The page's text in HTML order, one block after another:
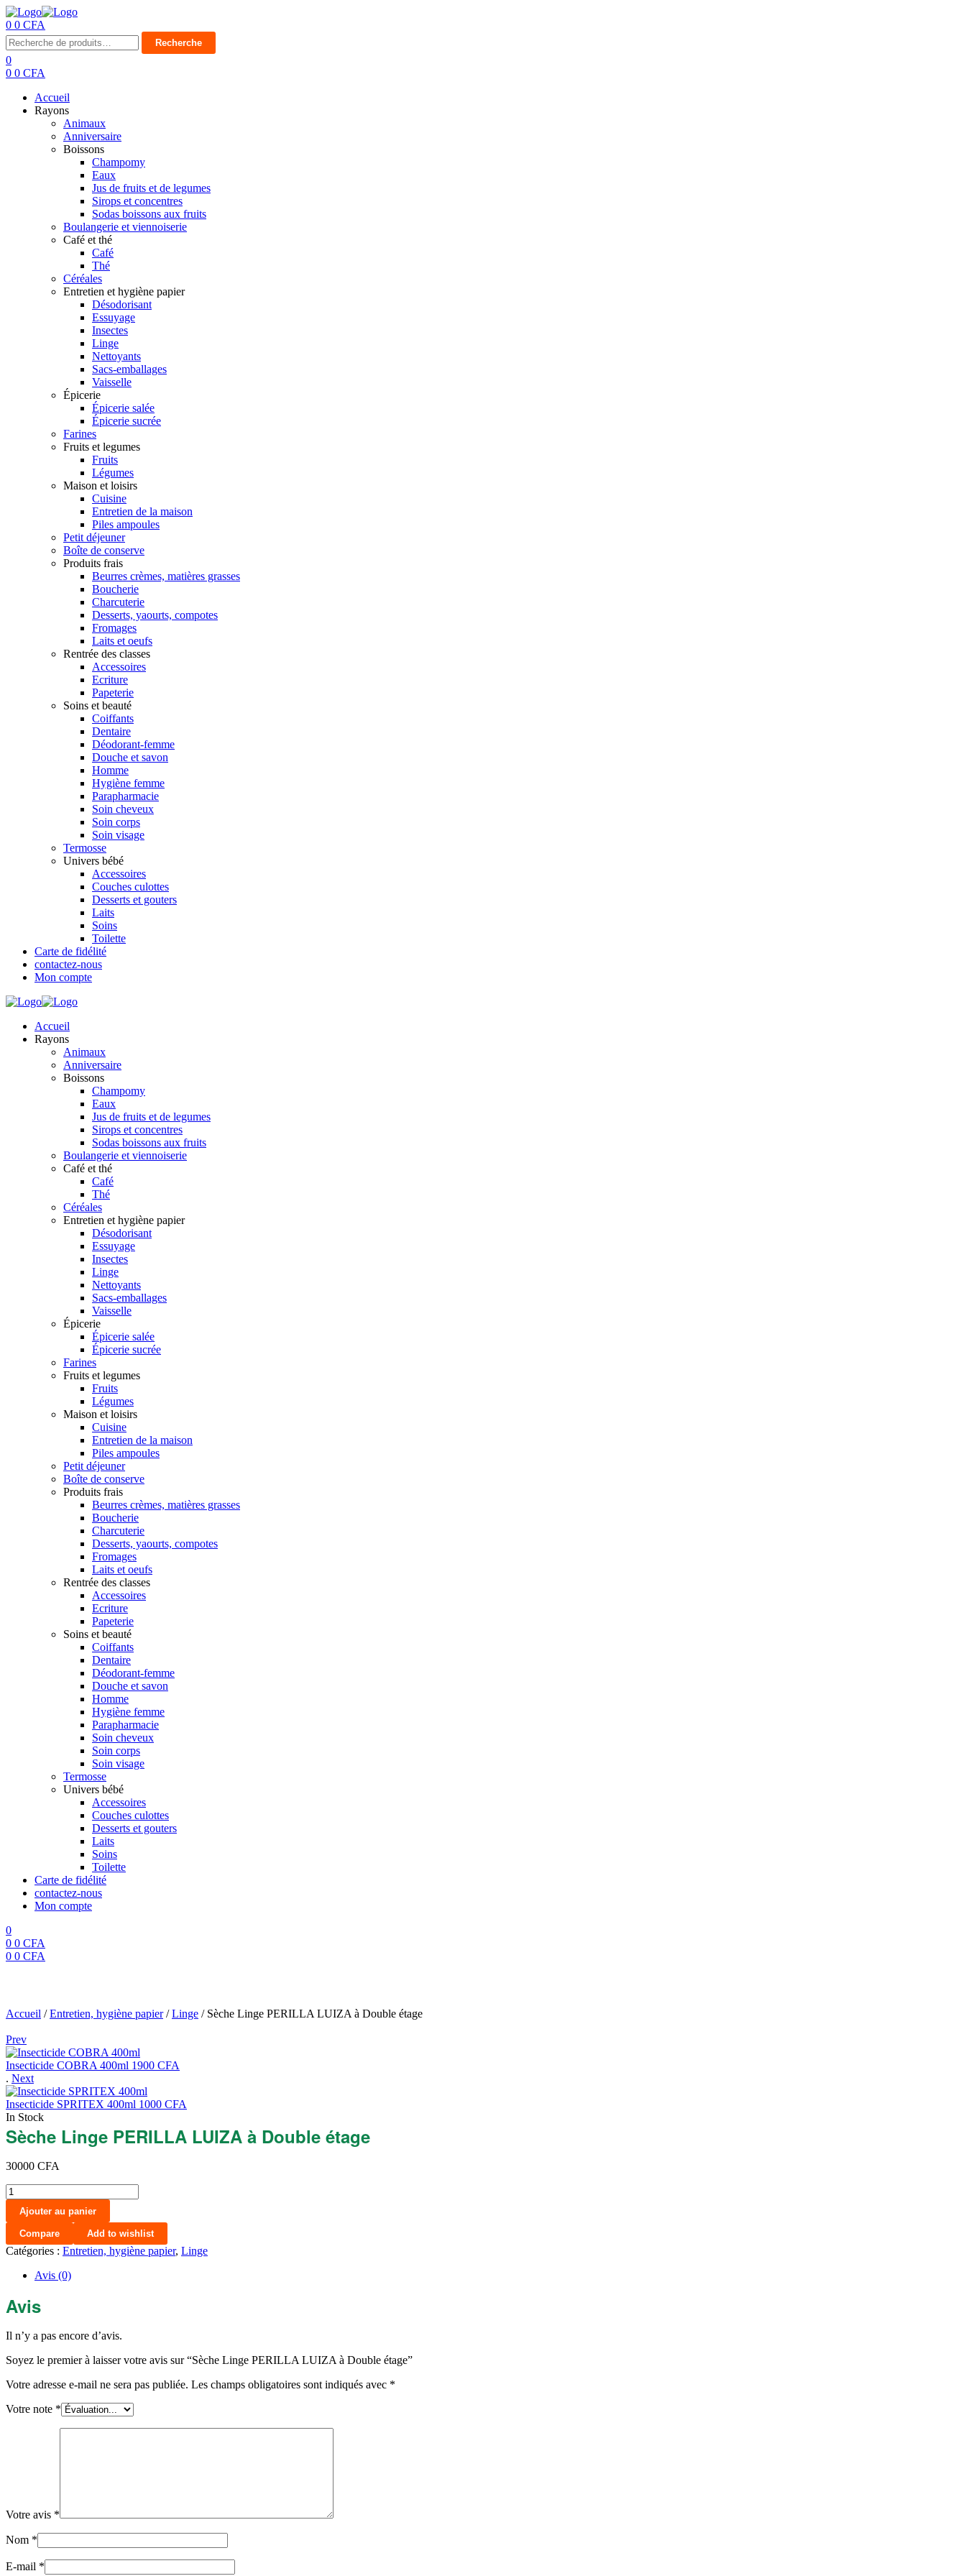
0 0 CFA
Menu
Recherche
pour :
Recherche
0
0 0 CFA
Accueil
Rayons
Animaux
Anniversaire
Boissons
Champomy
Eaux
Jus de fruits et de legumes
Sirops et concentres
Sodas boissons aux fruits
Boulangerie et viennoiserie
Café et thé
Café
Thé
Céréales
Entretien et hygiène papier
Désodorisant
Essuyage
Insectes
Linge
Nettoyants
Sacs-emballages
Vaisselle
Épicerie
Épicerie salée
Épicerie sucrée
Farines
Fruits et legumes
Fruits
Légumes
Maison et loisirs
Cuisine
Entretien de la maison
Piles ampoules
Petit déjeuner
Boîte de conserve
Produits frais
Beurres crèmes, matières grasses
Boucherie
Charcuterie
Desserts, yaourts, compotes
Fromages
Laits et oeufs
Rentrée des classes
Accessoires
Ecriture
Papeterie
Soins et beauté
Coiffants
Dentaire
Déodorant-femme
Douche et savon
Homme
Hygiène femme
Parapharmacie
Soin cheveux
Soin corps
Soin visage
Termosse
Univers bébé
Accessoires
Couches culottes
Desserts et gouters
Laits
Soins
Toilette
Carte de fidélité
contactez-nous
Mon compte
Accueil
Rayons
Animaux
Anniversaire
Boissons
Champomy
Eaux
Jus de fruits et de legumes
Sirops et concentres
Sodas boissons aux fruits
Boulangerie et viennoiserie
Café et thé
Café
Thé
Céréales
Entretien et hygiène papier
Désodorisant
Essuyage
Insectes
Linge
Nettoyants
Sacs-emballages
Vaisselle
Épicerie
Épicerie salée
Épicerie sucrée
Farines
Fruits et legumes
Fruits
Légumes
Maison et loisirs
Cuisine
Entretien de la maison
Piles ampoules
Petit déjeuner
Boîte de conserve
Produits frais
Beurres crèmes, matières grasses
Boucherie
Charcuterie
Desserts, yaourts, compotes
Fromages
Laits et oeufs
Rentrée des classes
Accessoires
Ecriture
Papeterie
Soins et beauté
Coiffants
Dentaire
Déodorant-femme
Douche et savon
Homme
Hygiène femme
Parapharmacie
Soin cheveux
Soin corps
Soin visage
Termosse
Univers bébé
Accessoires
Couches culottes
Desserts et gouters
Laits
Soins
Toilette
Carte de fidélité
contactez-nous
Mon compte
0
0 0 CFA
0 0 CFA
Accueil /Entretien, hygiène papier/Linge / Sèche Linge PERILLA LUIZA à Double étage
Prev
Insecticide COBRA 400ml 1900 CFA
. Next
Insecticide SPRITEX 400ml 1000 CFA
In Stock
Sèche Linge PERILLA LUIZA à Double étage
30000 CFA
quantité
de
Sèche
Linge
PERILLA
LUIZA
Double
Ajouter au panier
Compare Add to wishlist
Catégories : Entretien, hygiène papier, Linge
Avis (0)
Avis
Il n’y a pas encore d’avis.
Soyez le premier à laisser votre avis sur “Sèche Linge PERILLA LUIZA à Double étage”
Votre adresse e-mail ne sera pas publiée. Les champs obligatoires sont indiqués avec *
Votre note *
Votre avis *
Nom *
E-mail *